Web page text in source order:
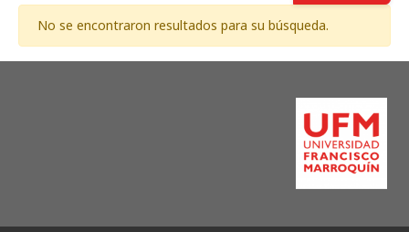
No se encontraron resultados para su búsqueda.